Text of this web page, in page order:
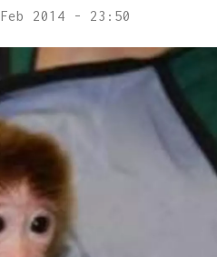
2014 - 23:50